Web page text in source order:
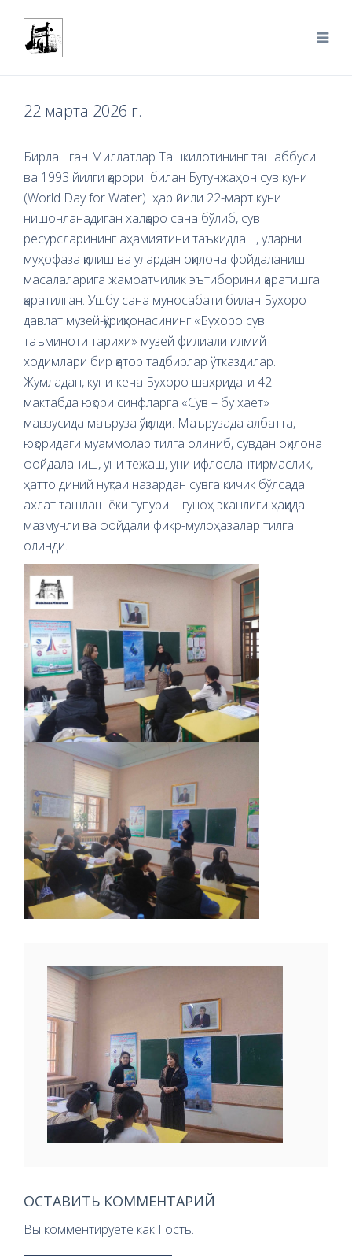
22 марта 2026 г.
Бирлашган Миллатлар Ташкилотининг ташаббуси
ва 1993 йилги қарори билан Бутунжаҳон сув куни
(World Day for Water) ҳар йили 22-март куни
нишонланадиган халқаро сана бўлиб, сув
ресурсларининг аҳамиятини таъкидлаш, уларни
муҳофаза қилиш ва улардан оқилона фойдаланиш
масалаларига жамоатчилик эътиборини қаратишга
қаратилган. Ушбу сана муносабати билан Бухоро
давлат музей-қўриқхонасининг «Бухоро сув
таъминоти тарихи» музей филиали илмий
ходимлари бир қатор тадбирлар ўтказдилар.
Жумладан, куни-кеча Бухоро шахридаги 42-
мактабда юқори синфларга «Сув – бу хаёт»
мавзусида маъруза ўқилди. Маърузада албатта,
юқоридаги муаммолар тилга олиниб, сувдан оқилона
фойдаланиш, уни тежаш, уни ифлослантирмаслик,
ҳатто диний нуқтаи назардан сувга кичик бўлсада
ахлат ташлаш ёки тупуриш гуноҳ эканлиги ҳақида
мазмунли ва фойдали фикр-мулоҳазалар тилга
олинди.
ОСТАВИТЬ КОММЕНТАРИЙ
Вы комментируете как Гость.